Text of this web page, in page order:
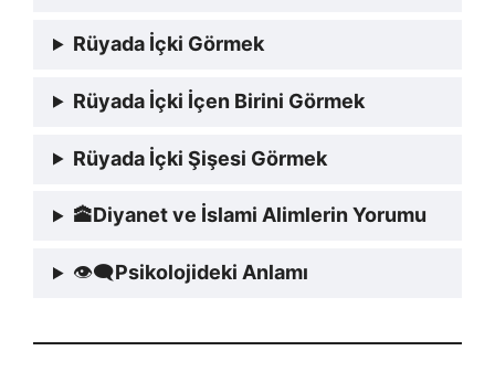
Rüyada İçki Görmek
Rüyada İçki İçen Birini Görmek
Rüyada İçki Şişesi Görmek
🕋Diyanet ve İslami Alimlerin Yorumu
👁‍🗨Psikolojideki Anlamı